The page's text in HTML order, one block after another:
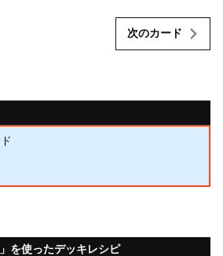
次のカード
を使ったデッキレシピ